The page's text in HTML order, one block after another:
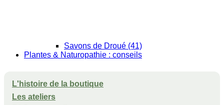
Savons de Droué (41)
Plantes & Naturopathie : conseils
L'histoire de la boutique
Les ateliers